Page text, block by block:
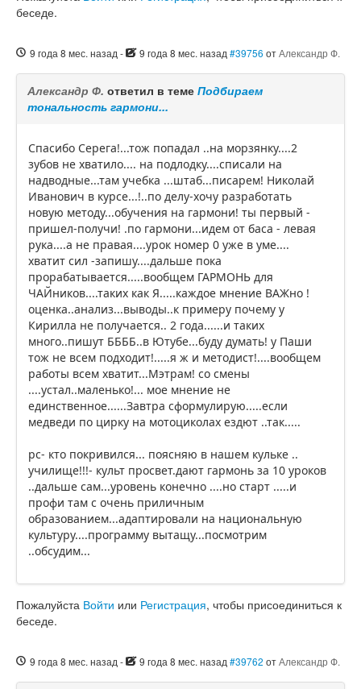
беседе.
9 года 8 мес. назад - 9 года 8 мес. назад #39756 отАлександр Ф.
Александр Ф. ответил в теме Подбираем
тональность гармони...
Спасибо Серега!...тож попадал ..на морзянку....2
зубов не хватило.... на подлодку....списали на
надводные...там учебка ...штаб...писарем! Николай
Иванович в курсе...!..по делу-хочу разработать
новую методу...обучения на гармони! ты первый -
пришел-получи! .по гармони...идем от баса - левая
рука....а не правая....урок номер 0 уже в уме....
хватит сил -запишу....дальше пока
прорабатывается.....вообщем ГАРМОНЬ для
ЧАЙников....таких как Я.....каждое мнение ВАЖно !
оценка..анализ...выводы..к примеру почему у
Кирилла не получается.. 2 года......и таких
много..пишут ББББ..в Ютубе...буду думать! у Паши
тож не всем подходит!.....я ж и методист!....вообщем
работы всем хватит...Мэтрам! со смены
....устал..маленько!... мое мнение не
единственное......Завтра сформулирую.....если
медведи по цирку на мотоциколах ездют ..так.....
рс- кто покривился... поясняю в нашем кульке ..
училище!!!- культ просвет.дают гармонь за 10 уроков
..дальше сам...уровень конечно ....но старт .....и
профи там с очень приличным
образованием...адаптировали на национальную
культуру....программу вытащу...посмотрим
..обсудим...
Пожалуйста Войти или Регистрация, чтобы присоединиться к
беседе.
9 года 8 мес. назад - 9 года 8 мес. назад #39762 отАлександр Ф.